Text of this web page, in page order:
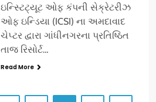
ઇન્સ્ટિટ્યૂટ ઓફ કંપની સેક્રેટરીઝ
ઓફ ઇન્ડિયા (ICSI) ના અમદાવાદ
ચેપ્ટર દ્વારા ગાંધીનગરના પ્રતિષ્ઠિત
તાજ રિસોર્ટ…
Read More